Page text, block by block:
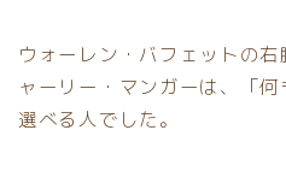
ウォーレン・バフェットの
ャーリー・マンガーは、「
選べる人でした。